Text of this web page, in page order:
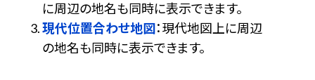
に周辺の地名も同時に表示できます。
現代位置合わせ地図：現代地図上に周辺
の地名も同時に表示できます。